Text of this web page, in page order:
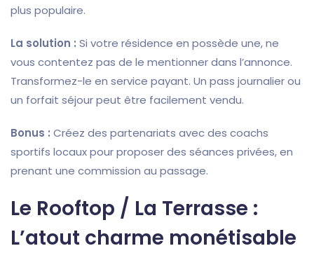
plus populaire.
La solution : Si votre résidence en possède une, ne
vous contentez pas de le mentionner dans l’annonce.
Transformez-le en service payant. Un pass journalier ou
un forfait séjour peut être facilement vendu.
Bonus : Créez des partenariats avec des coachs
sportifs locaux pour proposer des séances privées, en
prenant une commission au passage.
Le Rooftop / La Terrasse :
L’atout charme monétisable